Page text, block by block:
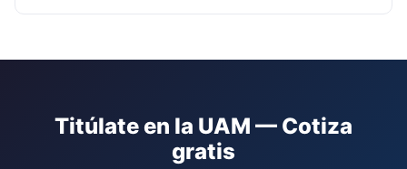
Titúlate en la UAM — Cotiza
gratis